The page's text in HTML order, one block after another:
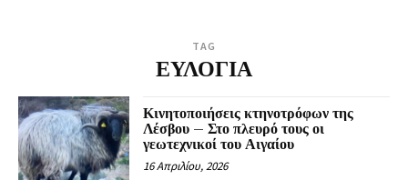
TAG
ΕΥΛΟΓΙΑ
Κινητοποιήσεις κτηνοτρόφων της
Λέσβου – Στο πλευρό τους οι
γεωτεχνικοί του Αιγαίου
16 Απριλίου, 2026